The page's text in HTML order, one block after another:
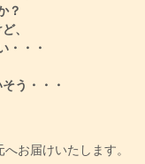
？
、
・・・
う・・・
お届けいたします。